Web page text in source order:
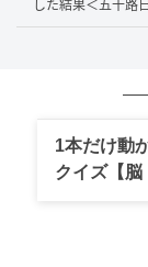
ールするのが
方的に否定す
た。誰だって
した結果＜五十路
1本だけ動
クイズ【脳